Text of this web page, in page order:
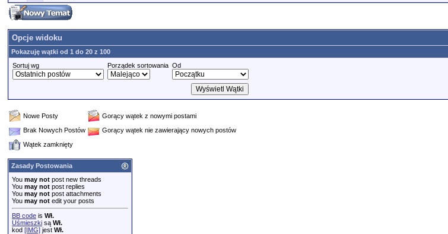
Opcje widoku
Pokazuję wątki od 1 do 20 z 100
Sortuj wg
Porządek sortowania Od
Nowe Posty
Gorący wątek z nowymi postami
Brak Nowych Postów
Gorący wątek nie zawierający nowych postów
Wątek zamknięty
Zasady Postowania
You may not post new threads
You may not post replies
You may not post attachments
You may not edit your posts
BB code is Wł.
Uśmieszki są Wł.
kod [IMG] jest Wł.